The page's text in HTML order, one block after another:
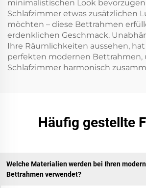
minimalistischen Look
Schlafzimmer etwas zusätzlichen
möchten – diese Bettrahmen
erdenklichen Geschmack.
Ihre Räumlichkeiten aussehen, hat
perfekten modernen Bettrahmen,
Schlafzimmer harmonisch
Häufig gestellte
Welche Materialien werden bei Ihren
Bettrahmen verwendet?